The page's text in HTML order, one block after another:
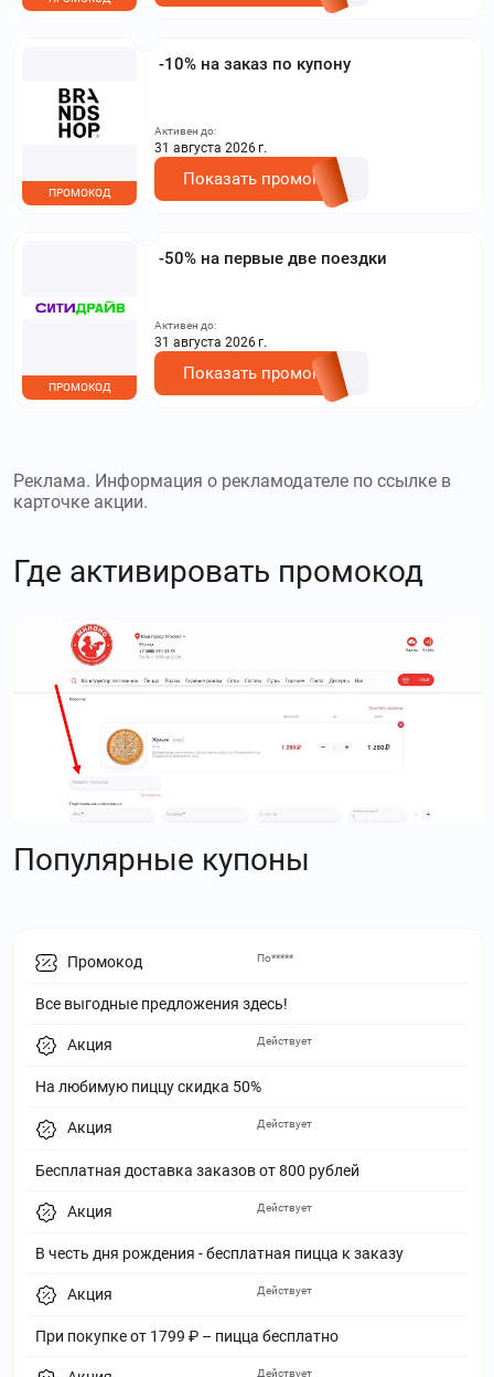
-10% на заказ по купону
ПРОМОКОД
Активен до:
31 августа 2026 г.
Показать промокод
-50% на первые две поездки
ПРОМОКОД
Активен до:
31 августа 2026 г.
Показать промокод
Реклама. Информация о рекламодателе по ссылке в
карточке акции.
Где активировать промокод
Популярные купоны
Промокод
Все выгодные предложения здесь!
По*****
Акция
На любимую пиццу скидка 50%
Действует
Акция
Бесплатная доставка заказов от 800 рублей
Действует
Акция
В честь дня рождения - бесплатная пицца к заказу
Действует
Акция
При покупке от 1799 ₽ – пицца бесплатно
Действует
Действует